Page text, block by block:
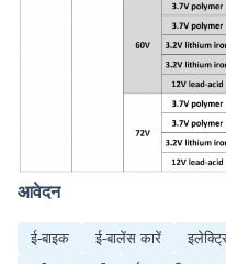
आवेदन
ई-बाइक ई-बालेंस कारें